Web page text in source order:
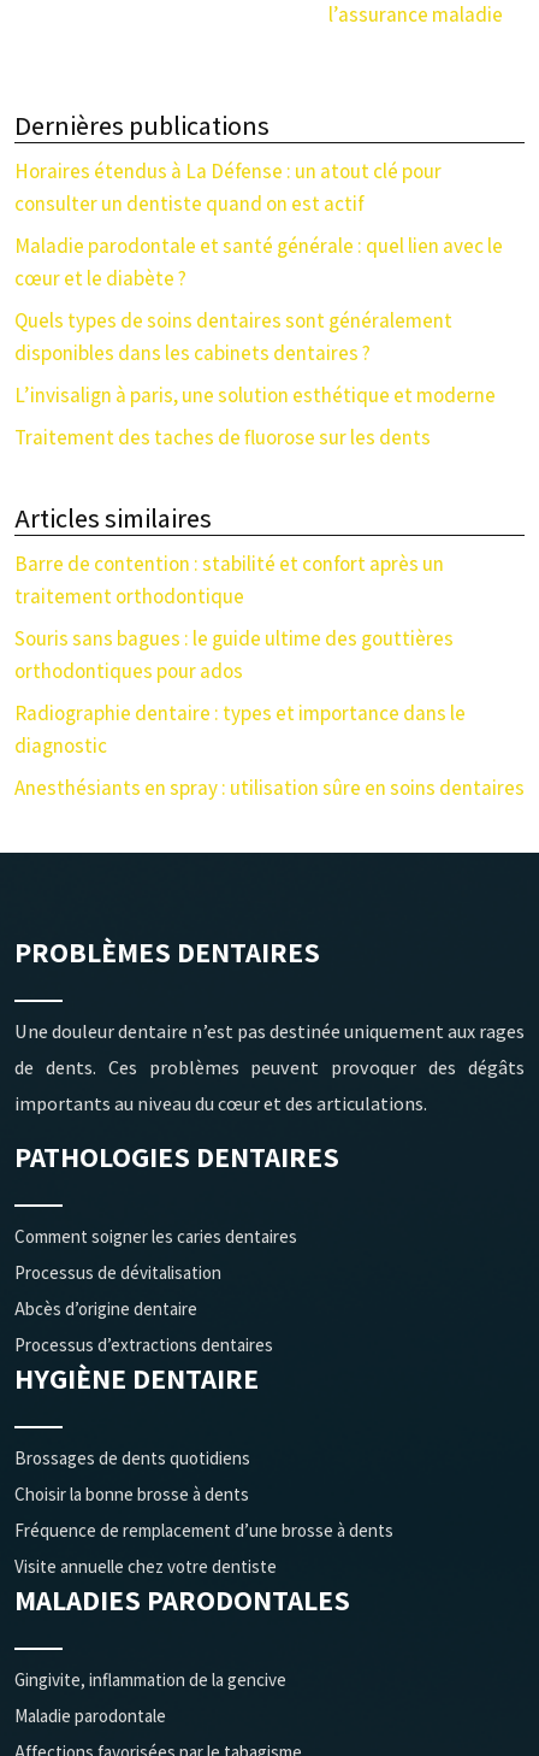
l’assurance maladie
Dernières publications
Horaires étendus à La Défense : un atout clé pour
consulter un dentiste quand on est actif
Maladie parodontale et santé générale : quel lien avec le
cœur et le diabète ?
Quels types de soins dentaires sont généralement
disponibles dans les cabinets dentaires ?
L’invisalign à paris, une solution esthétique et moderne
Traitement des taches de fluorose sur les dents
Articles similaires
Barre de contention : stabilité et confort après un
traitement orthodontique
Souris sans bagues : le guide ultime des gouttières
orthodontiques pour ados
Radiographie dentaire : types et importance dans le
diagnostic
Anesthésiants en spray : utilisation sûre en soins dentaires
PROBLÈMES DENTAIRES
Une douleur dentaire n’est pas destinée uniquement aux rages
de dents. Ces problèmes peuvent provoquer des dégâts
importants au niveau du cœur et des articulations.
PATHOLOGIES DENTAIRES
Comment soigner les caries dentaires
Processus de dévitalisation
Abcès d’origine dentaire
Processus d’extractions dentaires
HYGIÈNE DENTAIRE
Brossages de dents quotidiens
Choisir la bonne brosse à dents
Fréquence de remplacement d’une brosse à dents
Visite annuelle chez votre dentiste
MALADIES PARODONTALES
Gingivite, inflammation de la gencive
Maladie parodontale